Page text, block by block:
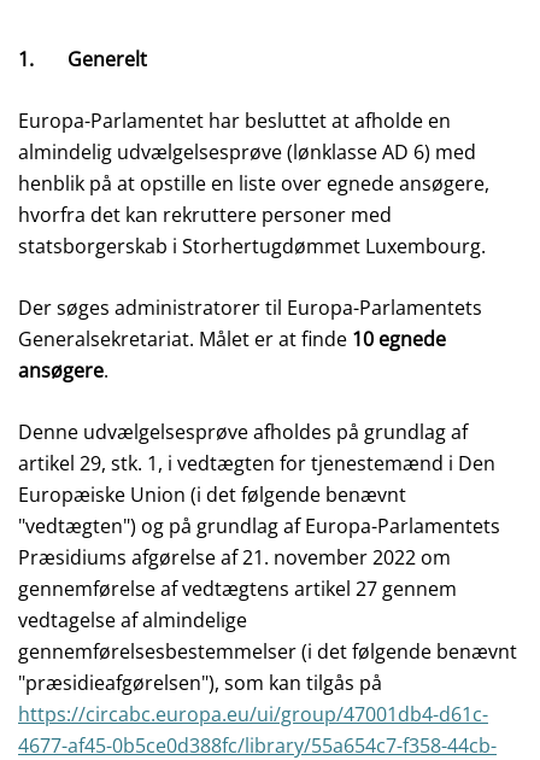
1. Generelt
Europa-Parlamentet har besluttet at afholde en
almindelig udvælgelsesprøve (lønklasse AD 6) med
henblik på at opstille en liste over egnede ansøgere,
hvorfra det kan rekruttere personer med
statsborgerskab i Storhertugdømmet Luxembourg.
Der søges administratorer til Europa-Parlamentets
Generalsekretariat. Målet er at finde 10 egnede
ansøgere.
Denne udvælgelsesprøve afholdes på grundlag af
artikel 29, stk. 1, i vedtægten for tjenestemænd i Den
Europæiske Union (i det følgende benævnt
"vedtægten") og på grundlag af Europa-Parlamentets
Præsidiums afgørelse af 21. november 2022 om
gennemførelse af vedtægtens artikel 27 gennem
vedtagelse af almindelige
gennemførelsesbestemmelser (i det følgende benævnt
"præsidieafgørelsen"), som kan tilgås på
https://circabc.europa.eu/ui/group/47001db4-d61c-
4677-af45-0b5ce0d388fc/library/55a654c7-f358-44cb-